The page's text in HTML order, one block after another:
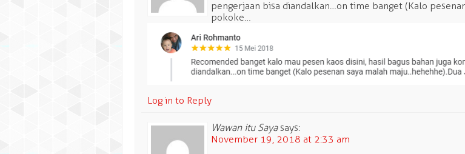
pengerjaan bisa diandalkan…on time banget (Kalo
pokoke…
Log in to Reply
Wawan itu Saya says:
November 19, 2018 at 2:33 am